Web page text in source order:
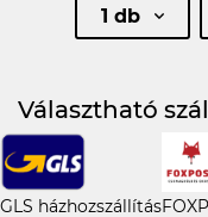
1 db
Választható
GLS házhozszállítás